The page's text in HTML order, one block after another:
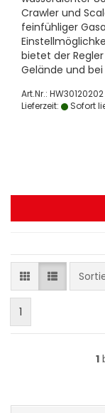
Crawler und
feinfühliger
bietet der
Gelände und
Art.Nr.: HW30120202
Lieferzeit:
Sofort
1
1